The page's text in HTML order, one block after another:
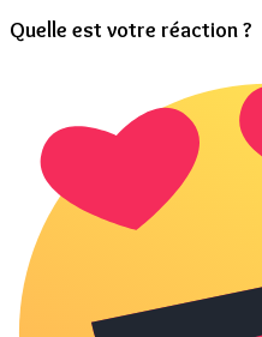
Quelle est votre réaction ?